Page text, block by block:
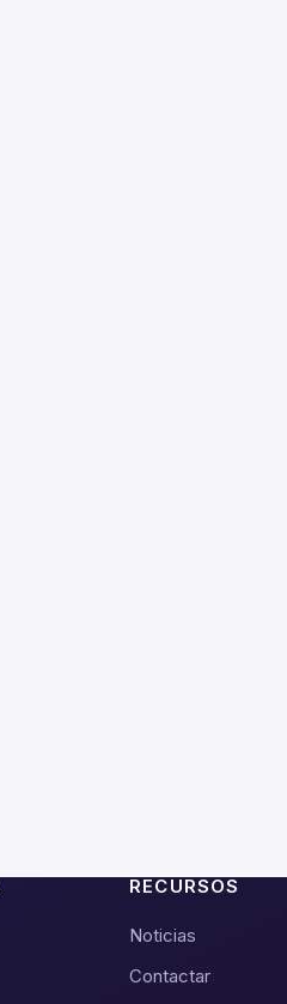
RECURSOS
Noticias
Contactar